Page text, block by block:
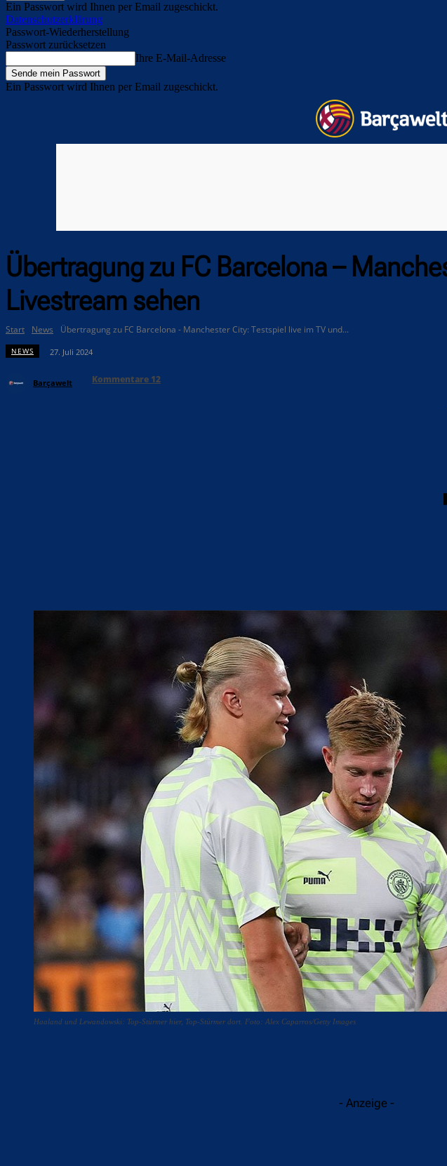
Ein Passwort wird Ihnen per Email zugeschickt.
Datenschutzerklärung
Passwort-Wiederherstellung
Passwort zurücksetzen
Ihre E-Mail-Adresse
Ein Passwort wird Ihnen per Email zugeschickt.
Übertragung zu FC Barcelona –
Livestream sehen
Start News Übertragung zu FC Barcelona - Manchester City: Testspiel live im TV und...
NEWS 27. Juli 2024
Barçawelt Kommentare 12
Haaland und Lewandowski: Top-Stürmer hier, Top-Stürmer dort. Foto: Alex Caparros/Getty Images
- Anzeige -